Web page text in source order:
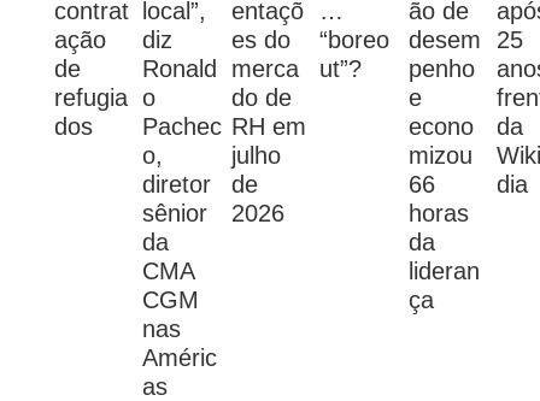
contrat
ação
de
refugia
dos
local”,
diz
Ronald
o
Pachec
o,
diretor
sênior
da
CMA
CGM
nas
Améric
as
entaçõ
es do
merca
do de
RH em
julho
de
2026
…
“boreo
ut”?
ão de
desem
penho
e
econo
mizou
66
horas
da
lideran
ça
25
da
dia